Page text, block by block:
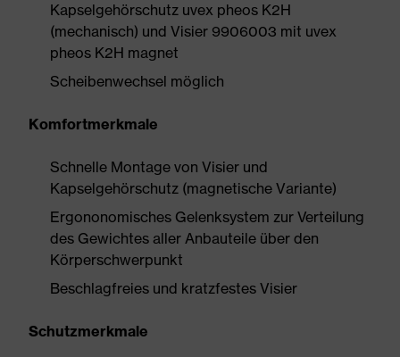
Kapselgehörschutz uvex pheos K2H
(mechanisch) und Visier 9906003 mit uvex
pheos K2H magnet
Scheibenwechsel möglich
Komfortmerkmale
Schnelle Montage von Visier und
Kapselgehörschutz (magnetische Variante)
Ergononomisches Gelenksystem zur Verteilung
des Gewichtes aller Anbauteile über den
Körperschwerpunkt
Beschlagfreies und kratzfestes Visier
Schutzmerkmale